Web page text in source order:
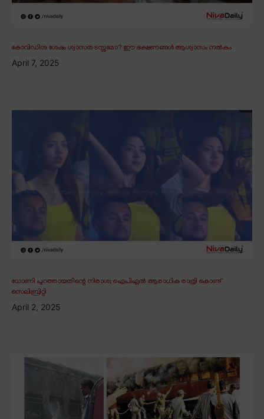
കോവിഡിനു ശേഷം ശ്വാസതടസ്സമോ? ഈ ഭക്ഷണങ്ങൾ ആശ്വാസം നൽകും
April 7, 2025
ധോണി പുറത്തായതിന്റെ നിരാശ; ഐപിഎൽ ആരാധിക രാത്രി കൊണ്ട്
സെലിബ്രിറ്റി
April 2, 2025